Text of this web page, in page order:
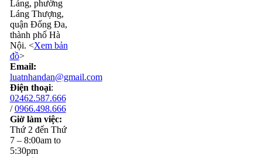
Láng, phường
Láng Thượng,
quận Đống Đa,
thành phố Hà
Nội. <Xem bản
đồ>
Email:
luatnhandan@gmail.com
Điện thoại:
02462.587.666
/0966.498.666
Giờ làm việc:
Thứ 2 đến Thứ
7 – 8:00am to
5:30pm